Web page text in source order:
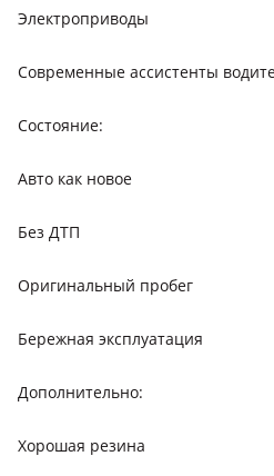
Электроприводы
Современные ассистенты
Состояние:
Авто как новое
Без ДТП
Оригинальный пробег
Бережная эксплуатация
Дополнительно:
Хорошая резина